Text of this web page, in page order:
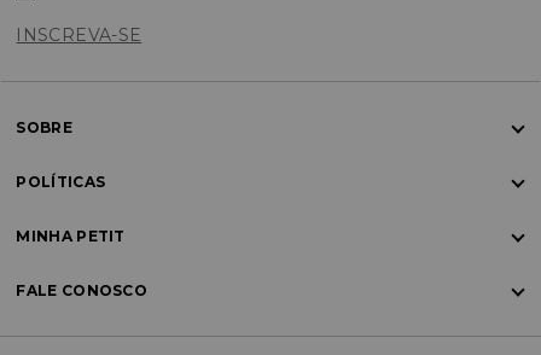
INSCREVA-SE
SOBRE
POLÍTICAS
MINHA PETIT
FALE CONOSCO